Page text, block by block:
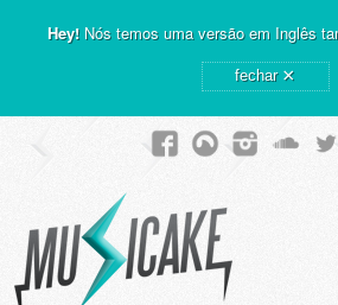
Hey!Nós temos uma versão em Inglês
fechar ×